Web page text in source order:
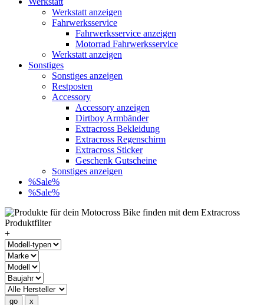
Werkstatt anzeigen
Fahrwerksservice
Fahrwerksservice anzeigen
Motorrad Fahrwerksservice
Werkstatt anzeigen
Sonstiges
Sonstiges anzeigen
Restposten
Accessory
Accessory anzeigen
Dirtboy Armbänder
Extracross Bekleidung
Extracross Regenschirm
Extracross Sticker
Geschenk Gutscheine
Sonstiges anzeigen
%Sale%
%Sale%
+